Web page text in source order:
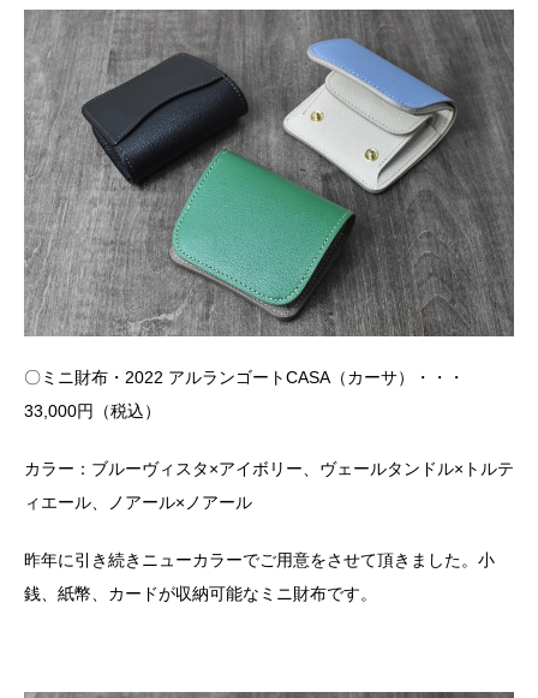
〇ミニ財布・2022 アルランゴートCASA（カーサ）・・・
33,000円（税込）
カラー：ブルーヴィスタ×アイボリー、ヴェールタンドル×トルテ
ィエール、ノアール×ノアール
昨年に引き続きニューカラーでご用意をさせて頂きました。小
銭、紙幣、カードが収納可能なミニ財布です。